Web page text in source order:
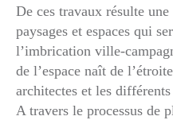
De ces travaux résulte
paysages et espaces qui
l’imbrication ville-
de l’espace naît de
architectes et les
A travers le processus de